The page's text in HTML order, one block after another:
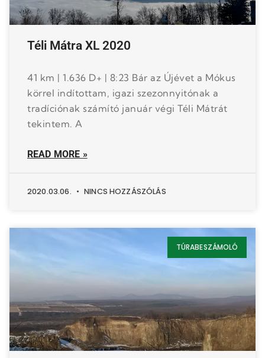
Téli Mátra XL 2020
41 km | 1.636 D+ | 8:23 Bár az Újévet a Mókus
körrel indítottam, igazi szezonnyitónak a
tradíciónak számító január végi Téli Mátrát
tekintem. A
READ MORE »
2020.03.06. NINCS HOZZÁSZÓLÁS
TÚRABESZÁMOLÓ